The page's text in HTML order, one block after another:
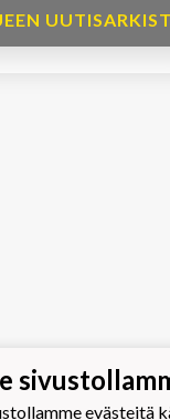
evästeitä